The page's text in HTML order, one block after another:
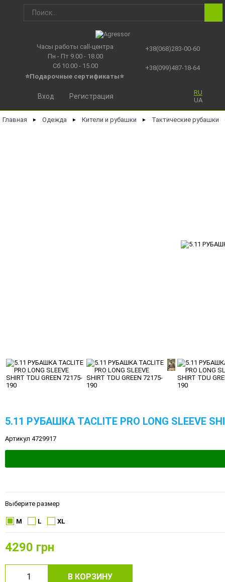
Часы работы call-центра
Пн - Пт 9.00 - 18.00
Сб 10.00 - 15.00
⭐Подарочные сертификаты⭐
+38(068)283-00-60
+38(099)487-18-64
RU
UA
Вход Регистрация
Главная ► Одежда ► Кители и рубашки ► Тактические рубашки
5.11 РУБАШКА TACLITE PRO LONG SLEEVE
Артикул 4729917
Выберите размер
M L XL
4290 грн
В КОРЗИНУ